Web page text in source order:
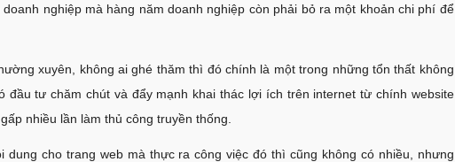
nghiệp mà hàng năm doanh nghiệp còn phải bỏ ra một khoản chi phí để
xuyên, không ai ghé thăm thì đó chính là một trong những tổn thất không
tư chăm chút và đẩy mạnh khai thác lợi ích trên internet từ chính website
nhiều lần làm thủ công truyền thống.
cho trang web mà thực ra công việc đó thì cũng không có nhiều, nhưng